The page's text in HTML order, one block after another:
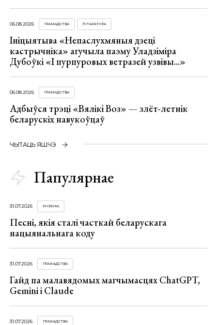
06.08.2026 ГРАМАДСТВА ЛІТАРАТУРА
Ініцыятыва «Непаслухмяныя дзеці
кастрычніка» агучыла паэму Уладзіміра
Дубоўкі «І пурпуровых ветразей узвівы...»
06.08.2026 ГРАМАДСТВА
Адбыўся трэці «Вялікі Воз» — злёт-летнік
беларускіх навукоўцаў
ЧЫТАЦЬ ЯШЧЭ
Папулярнае
31.07.2026 МУЗЫКА
Песні, якія сталі часткай беларускага
нацыянальнага коду
31.07.2026 ГРАМАДСТВА
Гайд па малавядомых магчымасцях ChatGPT,
Gemini і Claude
31.07.2026 ГРАМАДСТВА